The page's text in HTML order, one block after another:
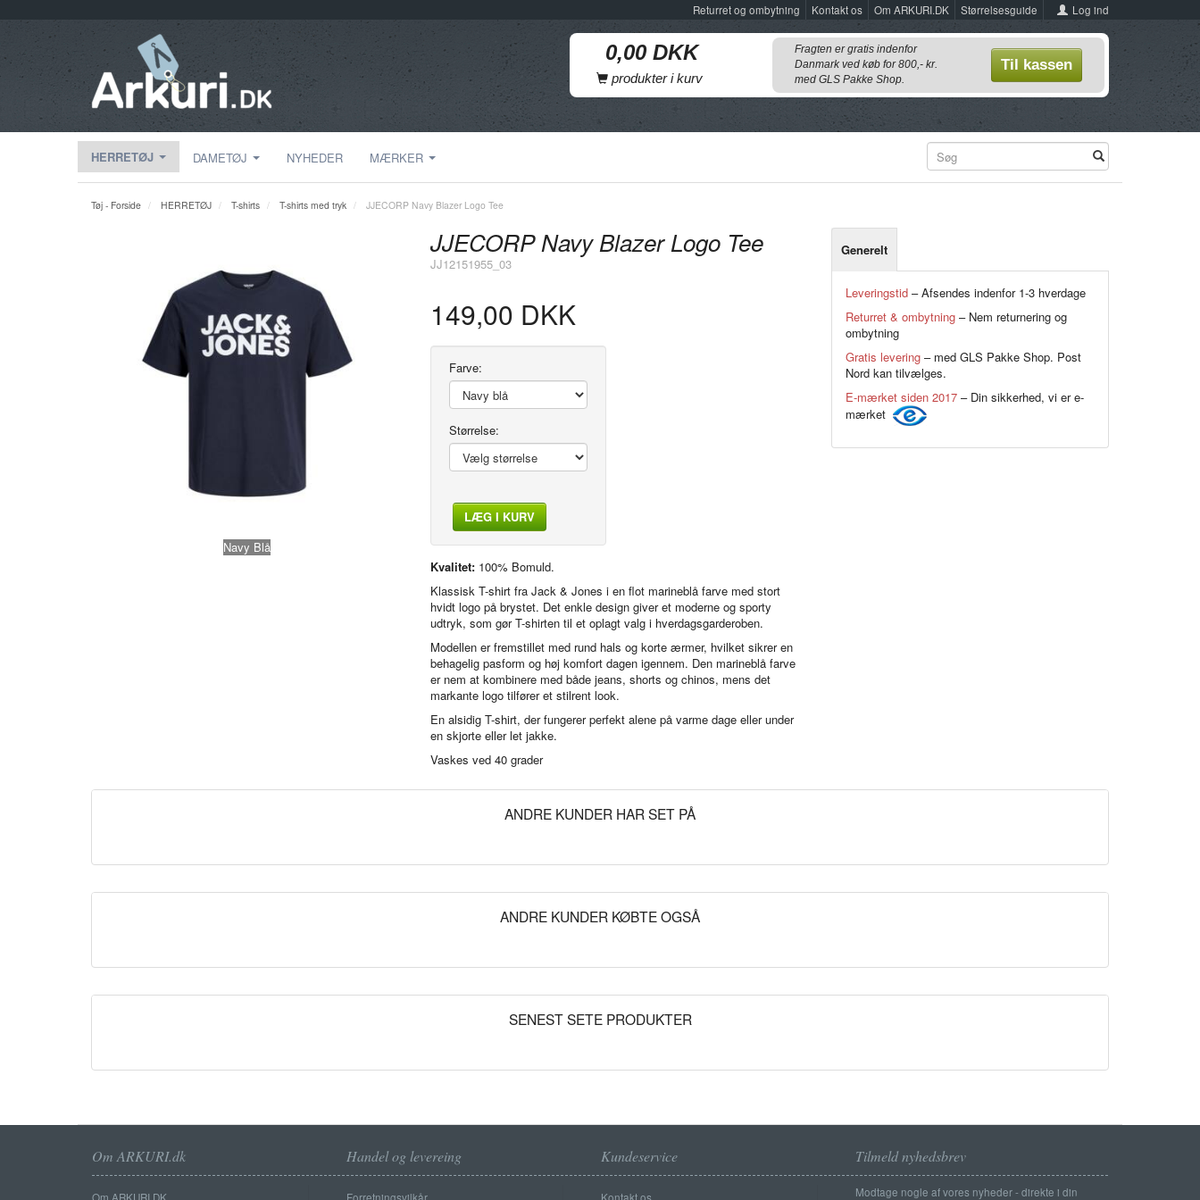
Log ind
Størrelsesguide
Om ARKURI.DK
Kontakt os
Returret og ombytning
produkter i kurv
Fragten er gratis indenfor
Danmark ved køb for 800,- kr.
med GLS Pakke Shop.
Til kassen
HERRETØJ DAMETØJ NYHEDER MÆRKER
Tøj - Forside HERRETØJ T-shirts T-shirts med tryk JJECORP Navy Blazer Logo Tee
Navy Blå
JJECORP Navy Blazer Logo Tee
JJ12151955_03
149,00 DKK
Farve:
Størrelse:
LÆG I KURV
Kvalitet:100% Bomuld.
Klassisk T-shirt fra Jack & Jones i en flot marineblå farve med stort
hvidt logo på brystet. Det enkle design giver et moderne og sporty
udtryk, som gør T-shirten til et oplagt valg i hverdagsgarderoben.
Modellen er fremstillet med rund hals og korte ærmer, hvilket sikrer en
behagelig pasform og høj komfort dagen igennem. Den marineblå farve
er nem at kombinere med både jeans, shorts og chinos, mens det
markante logo tilfører et stilrent look.
En alsidig T-shirt, der fungerer perfekt alene på varme dage eller under
en skjorte eller let jakke.
Vaskes ved 40 grader
Generelt
Leveringstid– Afsendes indenfor 1-3 hverdage
Returret & ombytning– Nem returnering og
ombytning
Gratis levering– med GLS Pakke Shop. Post
Nord kan tilvælges.
E-mærket siden 2017– Din sikkerhed, vi er e-
mærket
ANDRE KUNDER HAR SET PÅ
ANDRE KUNDER KØBTE OGSÅ
SENEST SETE PRODUKTER
Om ARKURI.dk Handel og levereing Kundeservice Tilmeld nyhedsbrev
Modtage nogle af vores nyheder - direkte i din